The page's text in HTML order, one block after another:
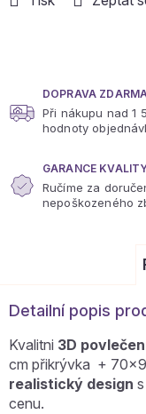
DOPRAVA
Při nákupu nad 1
hodnoty
GARANCE
Ručíme za
nepoškozeného
Detailní popis
Kvalitni 3D
cm přikrývka +
realistický design
cenu.